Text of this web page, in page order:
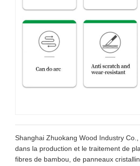
Shanghai Zhuokang Wood Industry
dans la production et le traitement de
fibres de bambou, de panneaux